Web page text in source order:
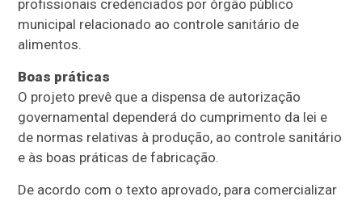
profissionais credenciados por órgão público
municipal relacionado ao controle sanitário de
alimentos.
Boas práticas
O projeto prevê que a dispensa de autorização
governamental dependerá do cumprimento da lei e
de normas relativas à produção, ao controle sanitário
e às boas práticas de fabricação.
De acordo com o texto aprovado, para comercializar